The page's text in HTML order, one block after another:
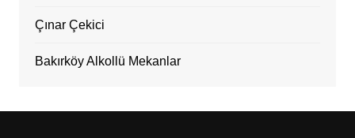
Çınar Çekici
Bakırköy Alkollü Mekanlar